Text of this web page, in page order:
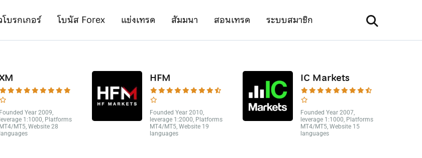
โบรกเกอร์ โบนัส Forex แข่งเทรด สัมมนา สอนเทรด ระบบสมาชิก
Founded Year 2009,
leverage 1:1000, Platforms
MT4/MT5, Website 28
languages
HFM
Founded Year 2010,
leverage 1:2000, Platforms
MT4/MT5, Website 19
languages
IC Markets
Founded Year 2007,
leverage 1:1000, Platforms
MT4/MT5, Website 15
languages